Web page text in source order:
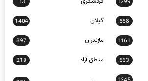
1299 گردشگری 13
568 گیلان 1404
1161 مازندران 897
563
218